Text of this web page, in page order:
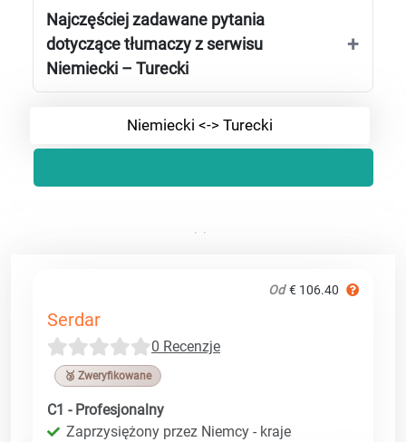
Najczęściej zadawane pytania
dotyczące tłumaczy z serwisu
Niemiecki – Turecki
Niemiecki <-> Turecki
Od € 106.40
Serdar
0 Recenzje
🥉 Zweryfikowane
C1 - Profesjonalny
Zaprzysiężony przez Niemcy - kraje